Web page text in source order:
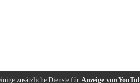
zusätzliche Dienste für Anzeige von